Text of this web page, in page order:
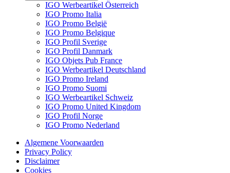
IGO Werbeartikel Österreich
IGO Promo Italia
IGO Promo België
IGO Promo Belgique
IGO Profil Sverige
IGO Profil Danmark
IGO Objets Pub France
IGO Werbeartikel Deutschland
IGO Promo Ireland
IGO Promo Suomi
IGO Werbeartikel Schweiz
IGO Promo United Kingdom
IGO Profil Norge
IGO Promo Nederland
Algemene Voorwaarden
Privacy Policy
Disclaimer
Cookies